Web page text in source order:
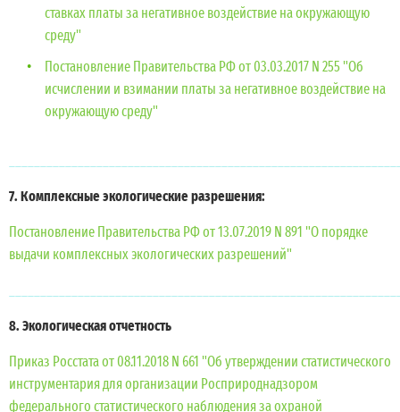
ставках платы за негативное воздействие на окружающую
среду"
Постановление Правительства РФ от 03.03.2017 N 255 "Об
исчислении и взимании платы за негативное воздействие на
окружающую среду"
7. Комплексные экологические разрешения:
Постановление Правительства РФ от 13.07.2019 N 891 "О порядке
выдачи комплексных экологических разрешений"
8. Экологическая отчетность
Приказ Росстата от 08.11.2018 N 661 "Об утверждении статистического
инструментария для организации Росприроднадзором
федерального статистического наблюдения за охраной